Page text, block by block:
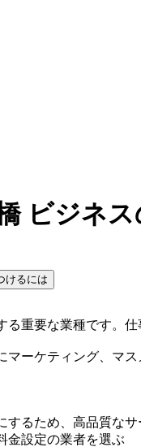
ビジネ
けるには
重要な業種です。
マーケティング、マ
るため、高品質な
金設定の業者を選ぶ